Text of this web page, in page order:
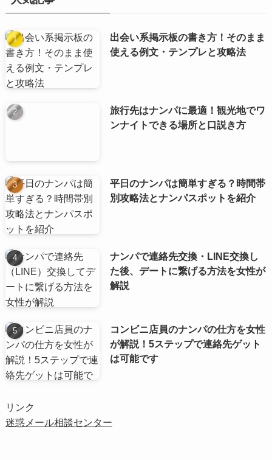
出会い系掲示板の書き方！そのまま
使える例文・テンプレと攻略法
旅行先はナンパに最適！観光地でワ
ンナイトできる場所と口説き方
平日のナンパは簡単すぎる？時間帯
別攻略法とナンパスポットを紹介
ナンパで連絡先交換・LINE交換し
た後、デートに繋げる方法を女性が
解説
コンビニ店員のナンパの仕方を女性
が解説！5ステップで連絡先ゲット
は可能です
リンク
迷惑メール相談センター